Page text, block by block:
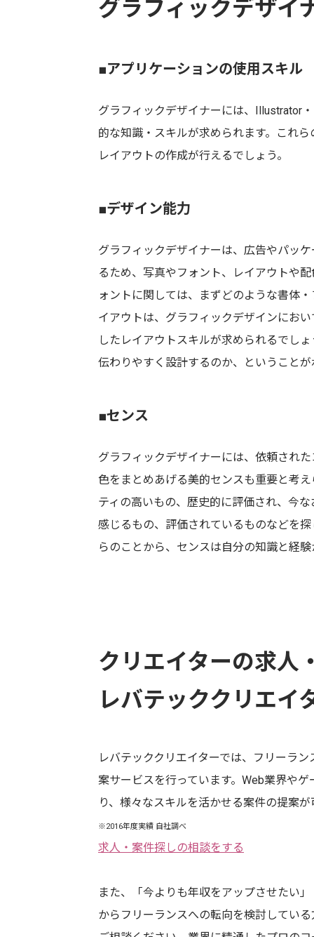
グラフィックデザイ
■アプリケーションの使用スキル
グラフィックデザイナーには、Illustrator
的な知識・スキルが求められます。これ
レイアウトの作成が行えるでしょう。
■デザイン能力
グラフィックデザイナーは、広告やパッ
るため、写真やフォント、レイアウトや
ォントに関しては、まずどのような書体
イアウトは、グラフィックデザインにお
したレイアウトスキルが求められるでし
伝わりやすく設計するのか、ということ
■センス
グラフィックデザイナーには、依頼され
色をまとめあげる美的センスも重要と考
ティの高いもの、歴史的に評価され、今
感じるもの、評価されているものなどを
らのことから、センスは自分の知識と経
クリエイターの求人
レバテッククリエイ
レバテッククリエイターでは、フリーラ
案サービスを行っています。Web業界や
り、様々なスキルを活かせる案件の提案が
※2016年度実績 自社調べ
求人・案件探しの相談をする
また、「今よりも年収をアップさせたい
からフリーランスへの転向を検討してい